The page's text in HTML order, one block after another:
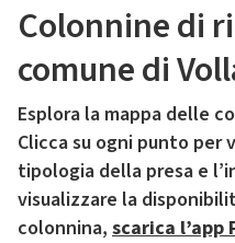
Colonnine di
comune di
Esplora la mappa delle
Clicca su ogni punto per
tipologia della presa e
visualizzare la
colonnina, scarica l’app